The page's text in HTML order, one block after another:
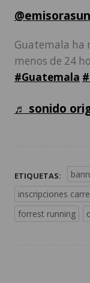
Guatemala ha
menos de 24
#Guatemala
♬ sonido
ETIQUETAS:
inscripciones
forrest running